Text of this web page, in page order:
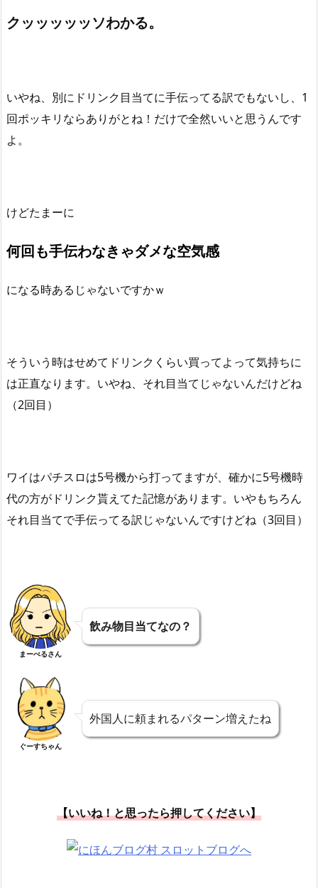
クッッッッッソわかる。
いやね、別にドリンク目当てに手伝ってる訳でもないし、1
回ポッキリならありがとね！だけで全然いいと思うんです
よ。
けどたまーに
何回も手伝わなきゃダメな空気感
になる時あるじゃないですかｗ
そういう時はせめてドリンクくらい買ってよって気持ちに
は正直なります。いやね、それ目当てじゃないんだけどね
（2回目）
ワイはパチスロは5号機から打ってますが、確かに5号機時
代の方がドリンク貰えてた記憶があります。いやもちろん
それ目当てで手伝ってる訳じゃないんですけどね（3回目）
まーべるさん
飲み物目当てなの？
ぐーすちゃん
外国人に頼まれるパターン増えたね
【いいね！と思ったら押してください】